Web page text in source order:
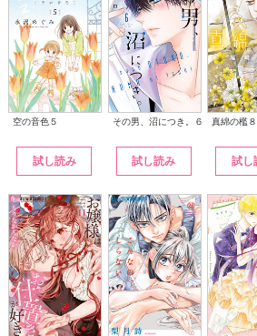
空の音色５
試し読み
その男、沼につき。６
試し読み
真綿の檻８
試し